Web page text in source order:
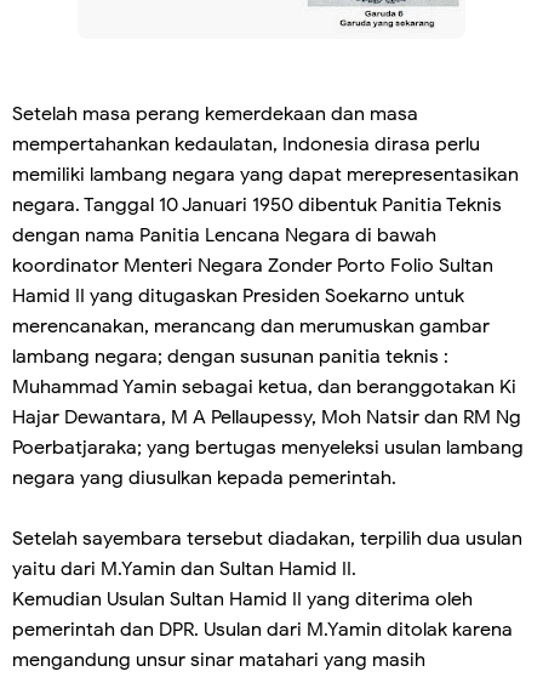
Setelah masa perang kemerdekaan dan masa
mempertahankan kedaulatan, Indonesia dirasa perlu
memiliki lambang negara yang dapat merepresentasikan
negara. Tanggal 10 Januari 1950 dibentuk Panitia Teknis
dengan nama Panitia Lencana Negara di bawah
koordinator Menteri Negara Zonder Porto Folio Sultan
Hamid II yang ditugaskan Presiden Soekarno untuk
merencanakan, merancang dan merumuskan gambar
lambang negara; dengan susunan panitia teknis :
Muhammad Yamin sebagai ketua, dan beranggotakan Ki
Hajar Dewantara, M A Pellaupessy, Moh Natsir dan RM Ng
Poerbatjaraka; yang bertugas menyeleksi usulan lambang
negara yang diusulkan kepada pemerintah.
Setelah sayembara tersebut diadakan, terpilih dua usulan
yaitu dari M.Yamin dan Sultan Hamid II.
Kemudian Usulan Sultan Hamid II yang diterima oleh
pemerintah dan DPR. Usulan dari M.Yamin ditolak karena
mengandung unsur sinar matahari yang masih